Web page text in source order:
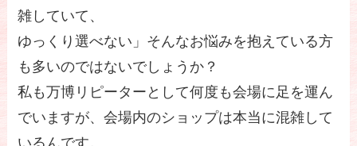
雑していて、
ゆっくり選べない」そんなお悩みを抱えている方
も多いのではないでしょうか？
私も万博リピーターとして何度も会場に足を運ん
でいますが、会場内のショップは本当に混雑して